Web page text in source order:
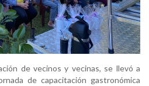
de vecinos y vecinas, se llevó a
de capacitación gastronómica